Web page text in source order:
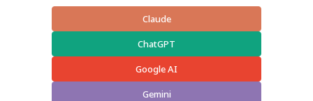
Claude
ChatGPT
Google AI
Gemini